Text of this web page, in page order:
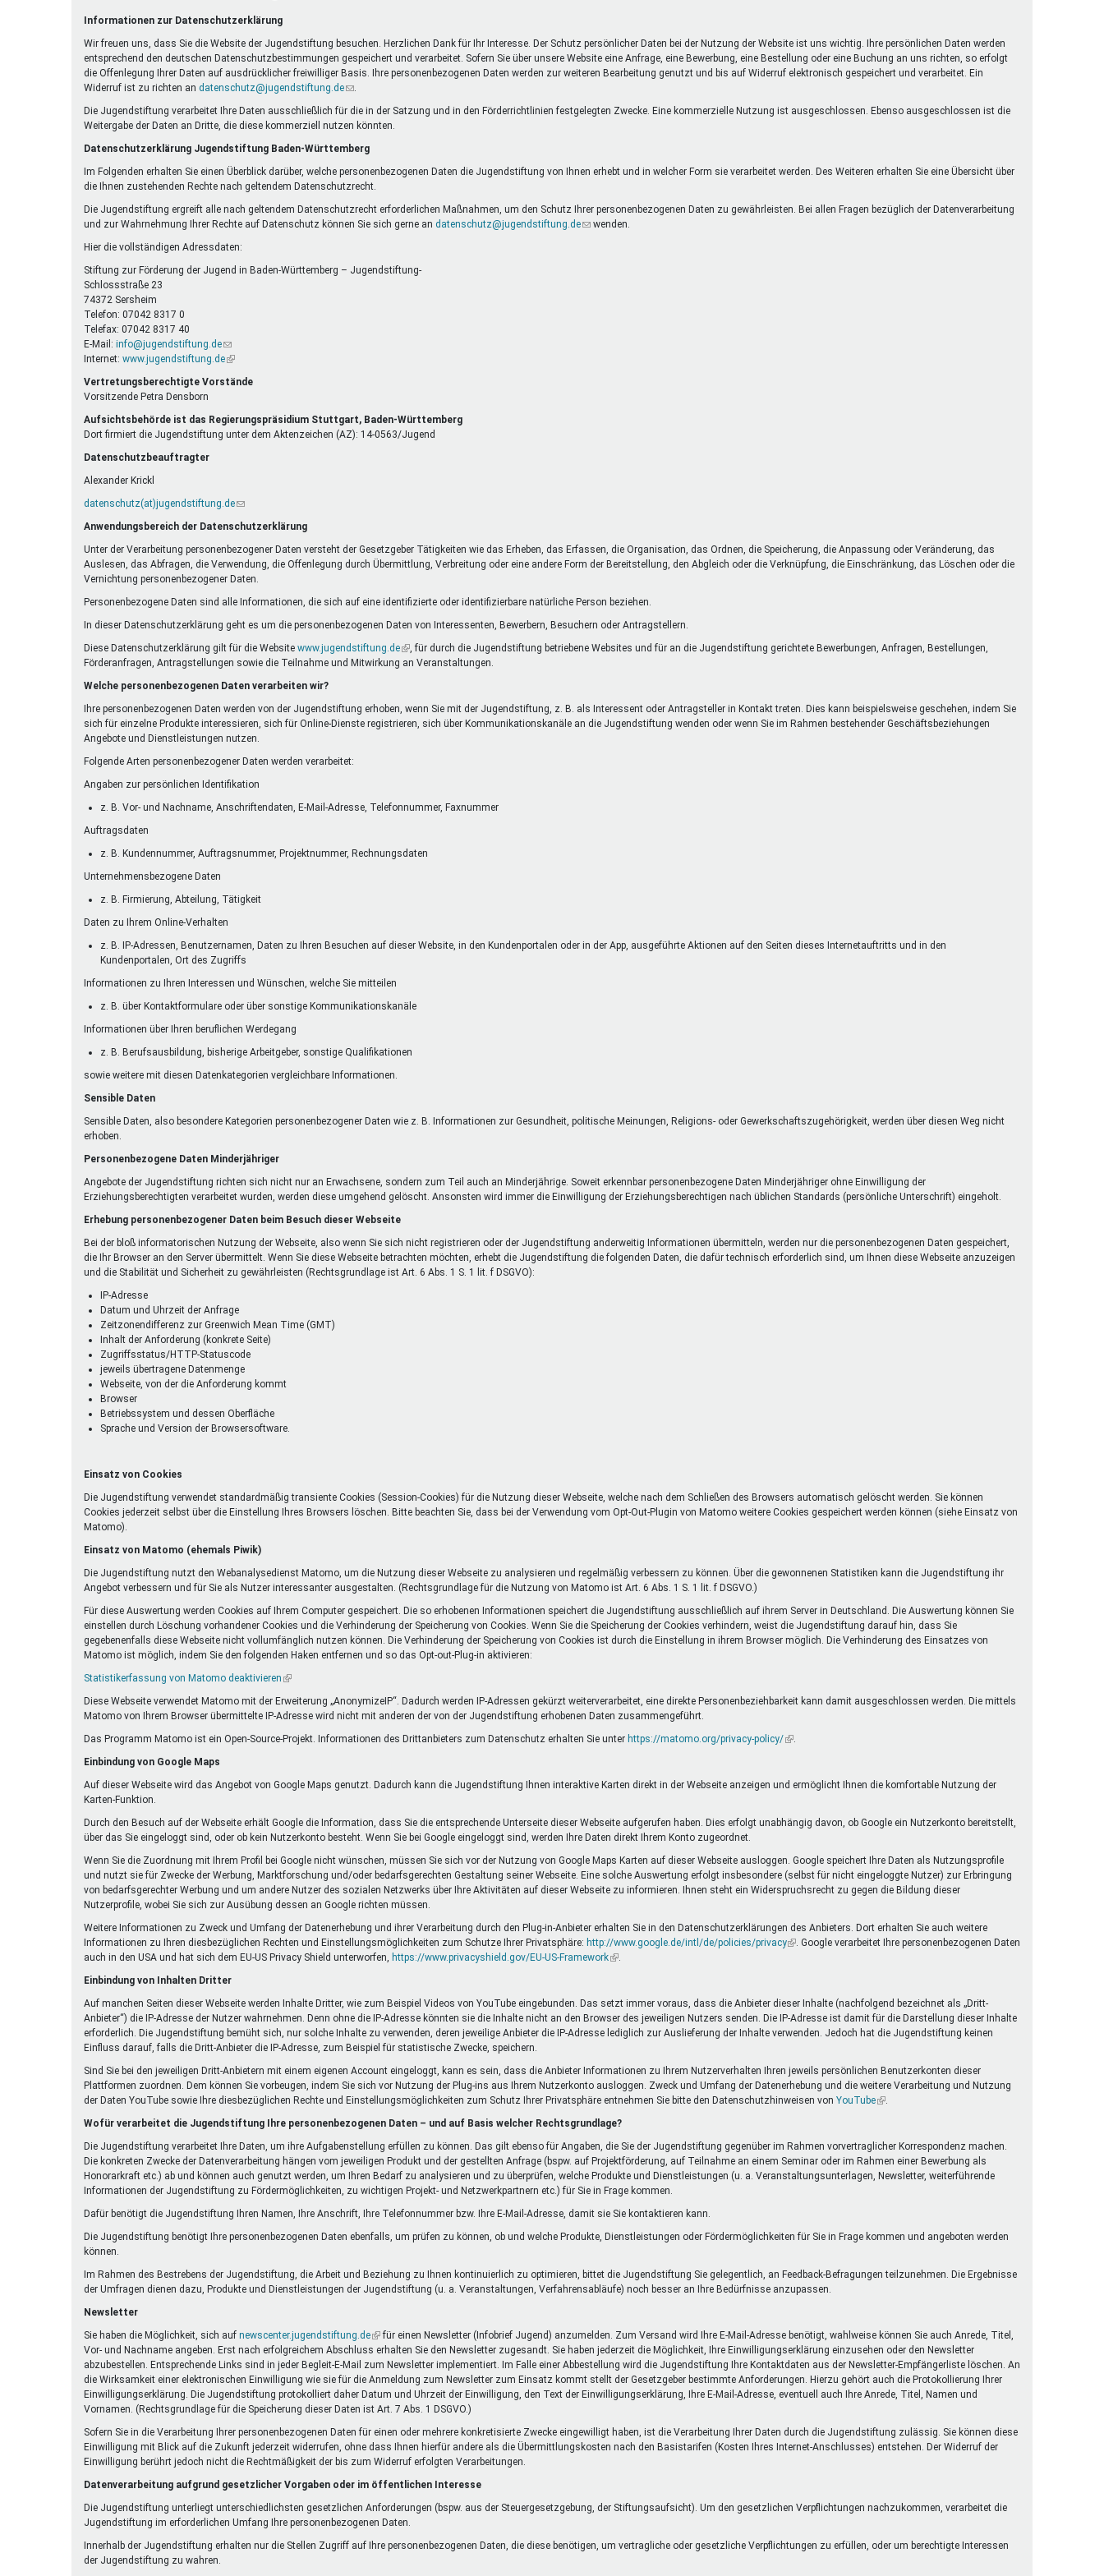
Ferienfreizeiten
Sprung ins Ausland
Umweltmentoren
Mitmachen Ehrensache
Jugendstiftung BW
SMV im Kultusportal
Qualipass
Jugendarbeitsnetz
Jugendgemeinderäte
Informationen zur Datenschutzerklärung
Wir freuen uns, dass Sie die Website der Jugendstiftung besuchen. Herzlichen Dank für Ihr Interesse. Der Schutz persönlicher Daten bei der Nutzung der Website ist uns wichtig. Ihre persönlichen Daten werden
entsprechend den deutschen Datenschutzbestimmungen gespeichert und verarbeitet. Sofern Sie über unsere Website eine Anfrage, eine Bewerbung, eine Bestellung oder eine Buchung an uns richten, so erfolgt
die Offenlegung Ihrer Daten auf ausdrücklicher freiwilliger Basis. Ihre personenbezogenen Daten werden zur weiteren Bearbeitung genutzt und bis auf Widerruf elektronisch gespeichert und verarbeitet. Ein
Widerruf ist zu richten an datenschutz@jugendstiftung.de(Link
E-
Mail)
.
Die Jugendstiftung verarbeitet Ihre Daten ausschließlich für die in der Satzung und in den Förderrichtlinien festgelegten Zwecke. Eine kommerzielle Nutzung ist ausgeschlossen. Ebenso ausgeschlossen ist die
Weitergabe der Daten an Dritte, die diese kommerziell nutzen könnten.
Datenschutzerklärung Jugendstiftung Baden-Württemberg
Im Folgenden erhalten Sie einen Überblick darüber, welche personenbezogenen Daten die Jugendstiftung von Ihnen erhebt und in welcher Form sie verarbeitet werden. Des Weiteren erhalten Sie eine Übersicht über
die Ihnen zustehenden Rechte nach geltendem Datenschutzrecht.
Die Jugendstiftung ergreift alle nach geltendem Datenschutzrecht erforderlichen Maßnahmen, um den Schutz Ihrer personenbezogenen Daten zu gewährleisten. Bei allen Fragen bezüglich der Datenverarbeitung
und zur Wahrnehmung Ihrer Rechte auf Datenschutz können Sie sich gerne an datenschutz@jugendstiftung.de(Linkwenden.
Hier die vollständigen Adressdaten:
Stiftung zur Förderung der Jugend in Baden-Württemberg – Jugendstiftung-
Schlossstraße 23
74372 Sersheim
Telefon: 07042 8317 0
Telefax: 07042 8317 40
E-Mail: info@jugendstiftung.de(Link
sendet
Mail)
Internet: www.jugendstiftung.de(Link
extern)
Vertretungsberechtigte Vorstände
Vorsitzende Petra Densborn
Aufsichtsbehörde ist das Regierungspräsidium Stuttgart, Baden-Württemberg
Dort firmiert die Jugendstiftung unter dem Aktenzeichen (AZ): 14-0563/Jugend
Datenschutzbeauftragter
Alexander Krickl
datenschutz(at)jugendstiftung.de(Link
E-
Mail)
Anwendungsbereich der Datenschutzerklärung
Unter der Verarbeitung personenbezogener Daten versteht der Gesetzgeber Tätigkeiten wie das Erheben, das Erfassen, die Organisation, das Ordnen, die Speicherung, die Anpassung oder Veränderung, das
Auslesen, das Abfragen, die Verwendung, die Offenlegung durch Übermittlung, Verbreitung oder eine andere Form der Bereitstellung, den Abgleich oder die Verknüpfung, die Einschränkung, das Löschen oder die
Vernichtung personenbezogener Daten.
Personenbezogene Daten sind alle Informationen, die sich auf eine identifizierte oder identifizierbare natürliche Person beziehen.
In dieser Datenschutzerklärung geht es um die personenbezogenen Daten von Interessenten, Bewerbern, Besuchern oder Antragstellern.
Diese Datenschutzerklärung gilt für die Website www.jugendstiftung.de(Link
ist
, für durch die Jugendstiftung betriebene Websites und für an die Jugendstiftung gerichtete Bewerbungen, Anfragen, Bestellungen,
Förderanfragen, Antragstellungen sowie die Teilnahme und Mitwirkung an Veranstaltungen.
Welche personenbezogenen Daten verarbeiten wir?
Ihre personenbezogenen Daten werden von der Jugendstiftung erhoben, wenn Sie mit der Jugendstiftung, z. B. als Interessent oder Antragsteller in Kontakt treten. Dies kann beispielsweise geschehen, indem Sie
sich für einzelne Produkte interessieren, sich für Online-Dienste registrieren, sich über Kommunikationskanäle an die Jugendstiftung wenden oder wenn Sie im Rahmen bestehender Geschäftsbeziehungen
Angebote und Dienstleistungen nutzen.
Folgende Arten personenbezogener Daten werden verarbeitet:
Angaben zur persönlichen Identifikation
z. B. Vor- und Nachname, Anschriftendaten, E-Mail-Adresse, Telefonnummer, Faxnummer
Auftragsdaten
z. B. Kundennummer, Auftragsnummer, Projektnummer, Rechnungsdaten
Unternehmensbezogene Daten
z. B. Firmierung, Abteilung, Tätigkeit
Daten zu Ihrem Online-Verhalten
z. B. IP-Adressen, Benutzernamen, Daten zu Ihren Besuchen auf dieser Website, in den Kundenportalen oder in der App, ausgeführte Aktionen auf den Seiten dieses Internetauftritts und in den
Kundenportalen, Ort des Zugriffs
Informationen zu Ihren Interessen und Wünschen, welche Sie mitteilen
z. B. über Kontaktformulare oder über sonstige Kommunikationskanäle
Informationen über Ihren beruflichen Werdegang
z. B. Berufsausbildung, bisherige Arbeitgeber, sonstige Qualifikationen
sowie weitere mit diesen Datenkategorien vergleichbare Informationen.
Sensible Daten
Sensible Daten, also besondere Kategorien personenbezogener Daten wie z. B. Informationen zur Gesundheit, politische Meinungen, Religions- oder Gewerkschaftszugehörigkeit, werden über diesen Weg nicht
erhoben.
Personenbezogene Daten Minderjähriger
Angebote der Jugendstiftung richten sich nicht nur an Erwachsene, sondern zum Teil auch an Minderjährige. Soweit erkennbar personenbezogene Daten Minderjähriger ohne Einwilligung der
Erziehungsberechtigten verarbeitet wurden, werden diese umgehend gelöscht. Ansonsten wird immer die Einwilligung der Erziehungsberechtigen nach üblichen Standards (persönliche Unterschrift) eingeholt.
Erhebung personenbezogener Daten beim Besuch dieser Webseite
Bei der bloß informatorischen Nutzung der Webseite, also wenn Sie sich nicht registrieren oder der Jugendstiftung anderweitig Informationen übermitteln, werden nur die personenbezogenen Daten gespeichert,
die Ihr Browser an den Server übermittelt. Wenn Sie diese Webseite betrachten möchten, erhebt die Jugendstiftung die folgenden Daten, die dafür technisch erforderlich sind, um Ihnen diese Webseite anzuzeigen
und die Stabilität und Sicherheit zu gewährleisten (Rechtsgrundlage ist Art. 6 Abs. 1 S. 1 lit. f DSGVO):
IP-Adresse
Datum und Uhrzeit der Anfrage
Zeitzonendifferenz zur Greenwich Mean Time (GMT)
Inhalt der Anforderung (konkrete Seite)
Zugriffsstatus/HTTP-Statuscode
jeweils übertragene Datenmenge
Webseite, von der die Anforderung kommt
Browser
Betriebssystem und dessen Oberfläche
Sprache und Version der Browsersoftware.
Einsatz von Cookies
Die Jugendstiftung verwendet standardmäßig transiente Cookies (Session-Cookies) für die Nutzung dieser Webseite, welche nach dem Schließen des Browsers automatisch gelöscht werden. Sie können
Cookies jederzeit selbst über die Einstellung Ihres Browsers löschen. Bitte beachten Sie, dass bei der Verwendung vom Opt-Out-Plugin von Matomo weitere Cookies gespeichert werden können (siehe Einsatz von
Matomo).
Einsatz von Matomo (ehemals Piwik)
Die Jugendstiftung nutzt den Webanalysedienst Matomo, um die Nutzung dieser Webseite zu analysieren und regelmäßig verbessern zu können. Über die gewonnenen Statistiken kann die Jugendstiftung ihr
Angebot verbessern und für Sie als Nutzer interessanter ausgestalten. (Rechtsgrundlage für die Nutzung von Matomo ist Art. 6 Abs. 1 S. 1 lit. f DSGVO.)
Für diese Auswertung werden Cookies auf Ihrem Computer gespeichert. Die so erhobenen Informationen speichert die Jugendstiftung ausschließlich auf ihrem Server in Deutschland. Die Auswertung können Sie
einstellen durch Löschung vorhandener Cookies und die Verhinderung der Speicherung von Cookies. Wenn Sie die Speicherung der Cookies verhindern, weist die Jugendstiftung darauf hin, dass Sie
gegebenenfalls diese Webseite nicht vollumfänglich nutzen können. Die Verhinderung der Speicherung von Cookies ist durch die Einstellung in ihrem Browser möglich. Die Verhinderung des Einsatzes von
Matomo ist möglich, indem Sie den folgenden Haken entfernen und so das Opt-out-Plug-in aktivieren:
Statistikerfassung von Matomo deaktivieren (Link
extern)
Diese Webseite verwendet Matomo mit der Erweiterung „AnonymizeIP“. Dadurch werden IP-Adressen gekürzt weiterverarbeitet, eine direkte Personenbeziehbarkeit kann damit ausgeschlossen werden. Die mittels
Matomo von Ihrem Browser übermittelte IP-Adresse wird nicht mit anderen der von der Jugendstiftung erhobenen Daten zusammengeführt.
Das Programm Matomo ist ein Open-Source-Projekt. Informationen des Drittanbieters zum Datenschutz erhalten Sie unter https://matomo.org/privacy-policy/(Link
.
Einbindung von Google Maps
Auf dieser Webseite wird das Angebot von Google Maps genutzt. Dadurch kann die Jugendstiftung Ihnen interaktive Karten direkt in der Webseite anzeigen und ermöglicht Ihnen die komfortable Nutzung der
Karten-Funktion.
Durch den Besuch auf der Webseite erhält Google die Information, dass Sie die entsprechende Unterseite dieser Webseite aufgerufen haben. Dies erfolgt unabhängig davon, ob Google ein Nutzerkonto bereitstellt,
über das Sie eingeloggt sind, oder ob kein Nutzerkonto besteht. Wenn Sie bei Google eingeloggt sind, werden Ihre Daten direkt Ihrem Konto zugeordnet.
Wenn Sie die Zuordnung mit Ihrem Profil bei Google nicht wünschen, müssen Sie sich vor der Nutzung von Google Maps Karten auf dieser Webseite ausloggen. Google speichert Ihre Daten als Nutzungsprofile
und nutzt sie für Zwecke der Werbung, Marktforschung und/oder bedarfsgerechten Gestaltung seiner Webseite. Eine solche Auswertung erfolgt insbesondere (selbst für nicht eingeloggte Nutzer) zur Erbringung
von bedarfsgerechter Werbung und um andere Nutzer des sozialen Netzwerks über Ihre Aktivitäten auf dieser Webseite zu informieren. Ihnen steht ein Widerspruchsrecht zu gegen die Bildung dieser
Nutzerprofile, wobei Sie sich zur Ausübung dessen an Google richten müssen.
Weitere Informationen zu Zweck und Umfang der Datenerhebung und ihrer Verarbeitung durch den Plug-in-Anbieter erhalten Sie in den Datenschutzerklärungen des Anbieters. Dort erhalten Sie auch weitere
Informationen zu Ihren diesbezüglichen Rechten und Einstellungsmöglichkeiten zum Schutze Ihrer Privatsphäre: http://www.google.de/intl/de/policies/privacy(Link. Google verarbeitet Ihre personenbezogenen Daten
auch in den USA und hat sich dem EU-US Privacy Shield unterworfen, https://www.privacyshield.gov/EU-US-Framework(Link
.
Einbindung von Inhalten Dritter
Auf manchen Seiten dieser Webseite werden Inhalte Dritter, wie zum Beispiel Videos von YouTube eingebunden. Das setzt immer voraus, dass die Anbieter dieser Inhalte (nachfolgend bezeichnet als „Dritt-
Anbieter“) die IP-Adresse der Nutzer wahrnehmen. Denn ohne die IP-Adresse könnten sie die Inhalte nicht an den Browser des jeweiligen Nutzers senden. Die IP-Adresse ist damit für die Darstellung dieser Inhalte
erforderlich. Die Jugendstiftung bemüht sich, nur solche Inhalte zu verwenden, deren jeweilige Anbieter die IP-Adresse lediglich zur Auslieferung der Inhalte verwenden. Jedoch hat die Jugendstiftung keinen
Einfluss darauf, falls die Dritt-Anbieter die IP-Adresse, zum Beispiel für statistische Zwecke, speichern.
Sind Sie bei den jeweiligen Dritt-Anbietern mit einem eigenen Account eingeloggt, kann es sein, dass die Anbieter Informationen zu Ihrem Nutzerverhalten Ihren jeweils persönlichen Benutzerkonten dieser
Plattformen zuordnen. Dem können Sie vorbeugen, indem Sie sich vor Nutzung der Plug-ins aus Ihrem Nutzerkonto ausloggen. Zweck und Umfang der Datenerhebung und die weitere Verarbeitung und Nutzung
der Daten YouTube sowie Ihre diesbezüglichen Rechte und Einstellungsmöglichkeiten zum Schutz Ihrer Privatsphäre entnehmen Sie bitte den Datenschutzhinweisen von YouTube(Link
.
Wofür verarbeitet die Jugendstiftung Ihre personenbezogenen Daten – und auf Basis welcher Rechtsgrundlage?
Die Jugendstiftung verarbeitet Ihre Daten, um ihre Aufgabenstellung erfüllen zu können. Das gilt ebenso für Angaben, die Sie der Jugendstiftung gegenüber im Rahmen vorvertraglicher Korrespondenz machen.
Die konkreten Zwecke der Datenverarbeitung hängen vom jeweiligen Produkt und der gestellten Anfrage (bspw. auf Projektförderung, auf Teilnahme an einem Seminar oder im Rahmen einer Bewerbung als
Honorarkraft etc.) ab und können auch genutzt werden, um Ihren Bedarf zu analysieren und zu überprüfen, welche Produkte und Dienstleistungen (u. a. Veranstaltungsunterlagen, Newsletter, weiterführende
Informationen der Jugendstiftung zu Fördermöglichkeiten, zu wichtigen Projekt- und Netzwerkpartnern etc.) für Sie in Frage kommen.
Dafür benötigt die Jugendstiftung Ihren Namen, Ihre Anschrift, Ihre Telefonnummer bzw. Ihre E-Mail-Adresse, damit sie Sie kontaktieren kann.
Die Jugendstiftung benötigt Ihre personenbezogenen Daten ebenfalls, um prüfen zu können, ob und welche Produkte, Dienstleistungen oder Fördermöglichkeiten für Sie in Frage kommen und angeboten werden
können.
Im Rahmen des Bestrebens der Jugendstiftung, die Arbeit und Beziehung zu Ihnen kontinuierlich zu optimieren, bittet die Jugendstiftung Sie gelegentlich, an Feedback-Befragungen teilzunehmen. Die Ergebnisse
der Umfragen dienen dazu, Produkte und Dienstleistungen der Jugendstiftung (u. a. Veranstaltungen, Verfahrensabläufe) noch besser an Ihre Bedürfnisse anzupassen.
Newsletter
Sie haben die Möglichkeit, sich auf newscenter.jugendstiftung.de(Link
ist
extern)
für einen Newsletter (Infobrief Jugend) anzumelden. Zum Versand wird Ihre E-Mail-Adresse benötigt, wahlweise können Sie auch Anrede, Titel,
Vor- und Nachname angeben. Erst nach erfolgreichem Abschluss erhalten Sie den Newsletter zugesandt. Sie haben jederzeit die Möglichkeit, Ihre Einwilligungserklärung einzusehen oder den Newsletter
abzubestellen. Entsprechende Links sind in jeder Begleit-E-Mail zum Newsletter implementiert. Im Falle einer Abbestellung wird die Jugendstiftung Ihre Kontaktdaten aus der Newsletter-Empfängerliste löschen. An
die Wirksamkeit einer elektronischen Einwilligung wie sie für die Anmeldung zum Newsletter zum Einsatz kommt stellt der Gesetzgeber bestimmte Anforderungen. Hierzu gehört auch die Protokollierung Ihrer
Einwilligungserklärung. Die Jugendstiftung protokolliert daher Datum und Uhrzeit der Einwilligung, den Text der Einwilligungserklärung, Ihre E-Mail-Adresse, eventuell auch Ihre Anrede, Titel, Namen und
Vornamen. (Rechtsgrundlage für die Speicherung dieser Daten ist Art. 7 Abs. 1 DSGVO.)
Sofern Sie in die Verarbeitung Ihrer personenbezogenen Daten für einen oder mehrere konkretisierte Zwecke eingewilligt haben, ist die Verarbeitung Ihrer Daten durch die Jugendstiftung zulässig. Sie können diese
Einwilligung mit Blick auf die Zukunft jederzeit widerrufen, ohne dass Ihnen hierfür andere als die Übermittlungskosten nach den Basistarifen (Kosten Ihres Internet-Anschlusses) entstehen. Der Widerruf der
Einwilligung berührt jedoch nicht die Rechtmäßigkeit der bis zum Widerruf erfolgten Verarbeitungen.
Datenverarbeitung aufgrund gesetzlicher Vorgaben oder im öffentlichen Interesse
Die Jugendstiftung unterliegt unterschiedlichsten gesetzlichen Anforderungen (bspw. aus der Steuergesetzgebung, der Stiftungsaufsicht). Um den gesetzlichen Verpflichtungen nachzukommen, verarbeitet die
Jugendstiftung im erforderlichen Umfang Ihre personenbezogenen Daten.
Innerhalb der Jugendstiftung erhalten nur die Stellen Zugriff auf Ihre personenbezogenen Daten, die diese benötigen, um vertragliche oder gesetzliche Verpflichtungen zu erfüllen, oder um berechtigte Interessen
der Jugendstiftung zu wahren.